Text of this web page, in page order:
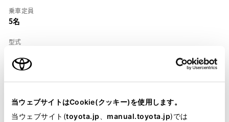
当ウェブサイトはCookie(クッキー)を使用します。
当ウェブサイト(toyota.jp manual.toyota.jp)では
乗車定員
5名
型式
全長×
4315×1690×1385mm
ホイールベース ※1
2465mm